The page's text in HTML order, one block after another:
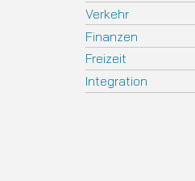
Verkehr
Finanzen
Freizeit
Integration